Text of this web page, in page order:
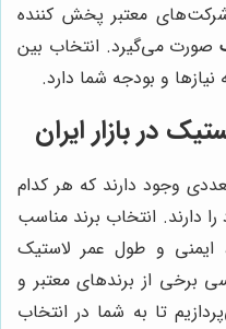
معتبر پخش کننده
صورت می‌گیرد. انتخاب بین
و بودجه شما دارد.
در بازار ایران
وجود دارند که هر کدام
دارند. انتخاب برند مناسب
ایمنی و طول عمر لاستیک
برخی از برندهای معتبر و
تا به شما در انتخاب